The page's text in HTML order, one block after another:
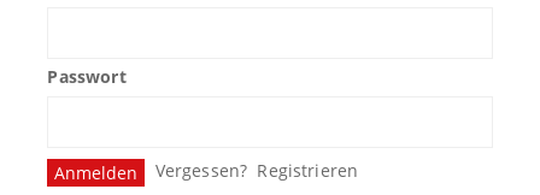
Passwort
Vergessen? Registrieren